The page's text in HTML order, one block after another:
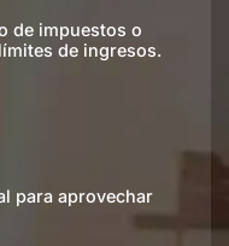
de impuestos o
de ingresos.
para aprovechar